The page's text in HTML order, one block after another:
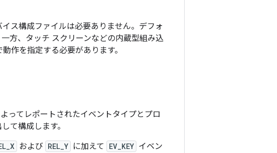
ス構成ファイルは必要ありません。デフォ
方、タッチ スクリーンなどの内蔵型組み込
作を指定する必要があります。
ってレポートされたイベントタイプとプロ
て構成します。
および REL_Y に加えて EV_KEY イベン